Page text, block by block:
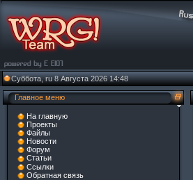
Суббота, ru 8 Августа 2026 14:48
Главное меню
На главную
Проекты
Файлы
Новости
Форум
Статьи
Ссылки
Обратная связь